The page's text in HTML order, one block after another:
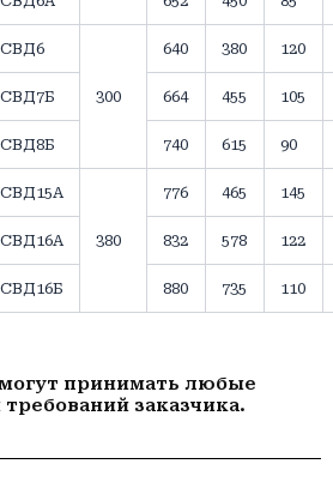
СВД6
300
640 380 120
СВД7Б 664 455 105
СВД8Б 740 615 90
СВД15А
380
776 465 145
СВД16А 832 578 122
СВД16Б 880 735 110
принимать любые
заказчика.